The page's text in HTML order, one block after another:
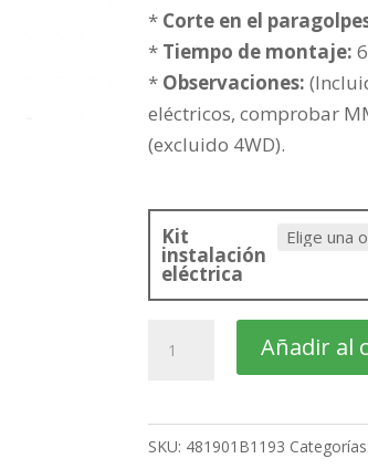
* Corte en el
* Tiempo de montaje:
* Observaciones:
eléctricos, comprobar
(excluido 4WD).
Kit
instalación
eléctrica
Movano
Bola
mixta
Añadir al
SKU: 481901B1193 Categorías: